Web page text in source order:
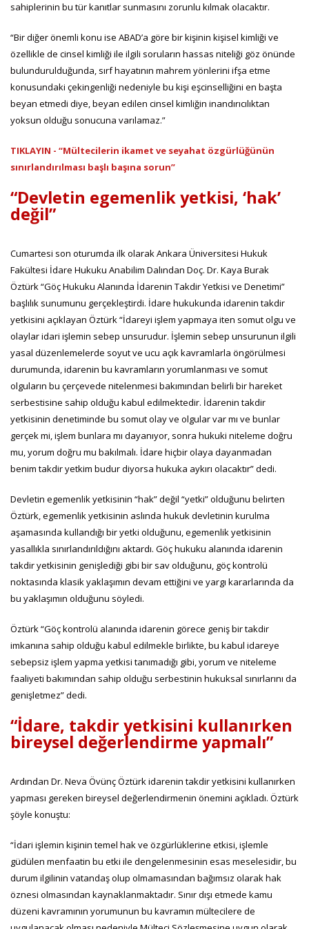
sahiplerinin bu tür kanıtlar sunmasını zorunlu kılmak olacaktır.
“Bir diğer önemli konu ise ABAD’a göre bir kişinin kişisel kimliği ve
özellikle de cinsel kimliği ile ilgili soruların hassas niteliği göz önünde
bulundurulduğunda, sırf hayatının mahrem yönlerini ifşa etme
konusundaki çekingenliği nedeniyle bu kişi eşcinselliğini en başta
beyan etmedi diye, beyan edilen cinsel kimliğin inandırıcılıktan
yoksun olduğu sonucuna varılamaz.”
TIKLAYIN - “Mültecilerin ikamet ve seyahat özgürlüğünün
sınırlandırılması başlı başına sorun”
“Devletin egemenlik yetkisi, ‘hak’
değil”
Cumartesi son oturumda ilk olarak Ankara Üniversitesi Hukuk
Fakültesi İdare Hukuku Anabilim Dalından Doç. Dr. Kaya Burak
Öztürk “Göç Hukuku Alanında İdarenin Takdir Yetkisi ve Denetimi”
başlılık sunumunu gerçekleştirdi. İdare hukukunda idarenin takdir
yetkisini açıklayan Öztürk “İdareyi işlem yapmaya iten somut olgu ve
olaylar idari işlemin sebep unsurudur. İşlemin sebep unsurunun ilgili
yasal düzenlemelerde soyut ve ucu açık kavramlarla öngörülmesi
durumunda, idarenin bu kavramların yorumlanması ve somut
olguların bu çerçevede nitelenmesi bakımından belirli bir hareket
serbestisine sahip olduğu kabul edilmektedir. İdarenin takdir
yetkisinin denetiminde bu somut olay ve olgular var mı ve bunlar
gerçek mi, işlem bunlara mı dayanıyor, sonra hukuki niteleme doğru
mu, yorum doğru mu bakılmalı. İdare hiçbir olaya dayanmadan
benim takdir yetkim budur diyorsa hukuka aykırı olacaktır” dedi.
Devletin egemenlik yetkisinin “hak” değil “yetki” olduğunu belirten
Öztürk, egemenlik yetkisinin aslında hukuk devletinin kurulma
aşamasında kullandığı bir yetki olduğunu, egemenlik yetkisinin
yasallıkla sınırlandırıldığını aktardı. Göç hukuku alanında idarenin
takdir yetkisinin genişlediği gibi bir sav olduğunu, göç kontrolü
noktasında klasik yaklaşımın devam ettiğini ve yargı kararlarında da
bu yaklaşımın olduğunu söyledi.
Öztürk “Göç kontrolü alanında idarenin görece geniş bir takdir
imkanına sahip olduğu kabul edilmekle birlikte, bu kabul idareye
sebepsiz işlem yapma yetkisi tanımadığı gibi, yorum ve niteleme
faaliyeti bakımından sahip olduğu serbestinin hukuksal sınırlarını da
genişletmez” dedi.
“İdare, takdir yetkisini kullanırken
bireysel değerlendirme yapmalı”
Ardından Dr. Neva Övünç Öztürk idarenin takdir yetkisini kullanırken
yapması gereken bireysel değerlendirmenin önemini açıkladı. Öztürk
şöyle konuştu:
“İdari işlemin kişinin temel hak ve özgürlüklerine etkisi, işlemle
güdülen menfaatin bu etki ile dengelenmesinin esas meselesidir, bu
durum ilgilinin vatandaş olup olmamasından bağımsız olarak hak
öznesi olmasından kaynaklanmaktadır. Sınır dışı etmede kamu
düzeni kavramının yorumunun bu kavramın mültecilere de